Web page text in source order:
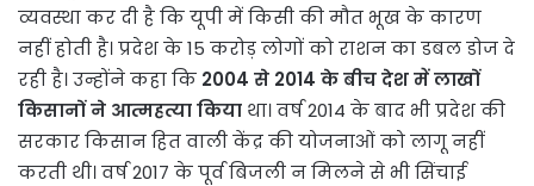
व्यवस्था कर दी है कि यूपी में किसी की मौत भूख के कारण
नहीं होती है। प्रदेश के 15 करोड़ लोगों को राशन का डबल डोज दे
रही है। उन्होंने कहा कि 2004 से 2014 के बीच देश में लाखों
किसानों ने आत्महत्या किया था। वर्ष 2014 के बाद भी प्रदेश की
सरकार किसान हित वाली केंद्र की योजनाओं को लागू नहीं
करती थी। वर्ष 2017 के पूर्व बिजली न मिलने से भी सिंचाई